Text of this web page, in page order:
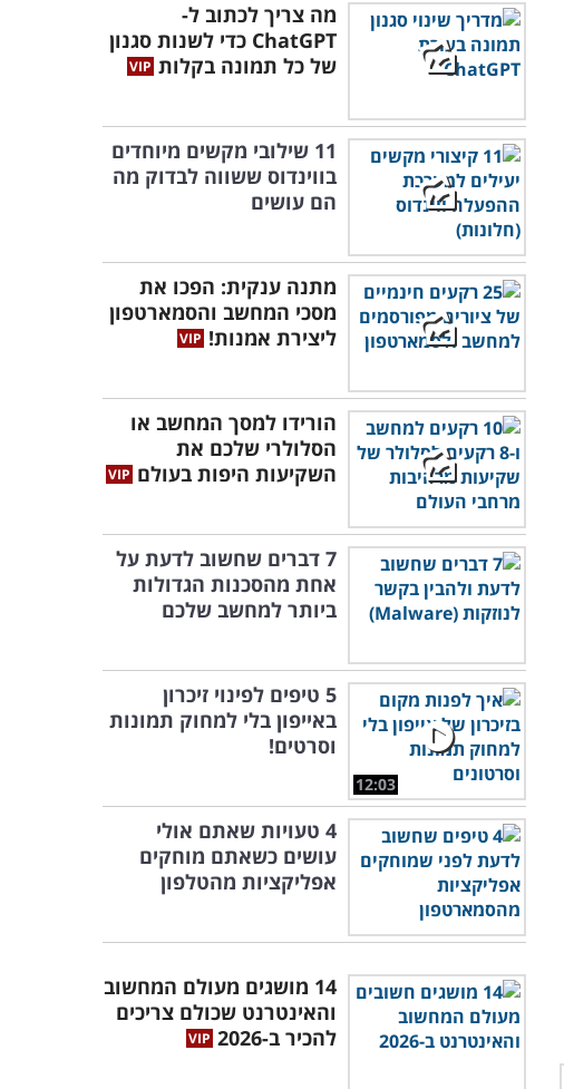
מה צריך לכתוב ל-
ChatGPT כדי לשנות סגנון
של כל תמונה בקלות
11 שילובי מקשים מיוחדים
בווינדוס ששווה לבדוק מה
הם עושים
מתנה ענקית: הפכו את
מסכי המחשב והסמארטפון
ליצירת אמנות!
הורידו למסך המחשב או
הסלולרי שלכם את
השקיעות היפות בעולם
7 דברים שחשוב לדעת על
אחת מהסכנות הגדולות
ביותר למחשב שלכם
12:03
5 טיפים לפינוי זיכרון
באייפון בלי למחוק תמונות
וסרטים!
4 טעויות שאתם אולי
עושים כשאתם מוחקים
אפליקציות מהטלפון
14 מושגים מעולם המחשוב
והאינטרנט שכולם צריכים
להכיר ב-2026